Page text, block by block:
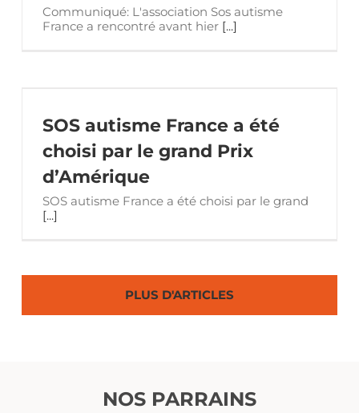
Communiqué: L'association Sos autisme
France a rencontré avant hier [...]
SOS autisme France a été
choisi par le grand Prix
d’Amérique
SOS autisme France a été choisi par le grand
[...]
PLUS D'ARTICLES
NOS PARRAINS